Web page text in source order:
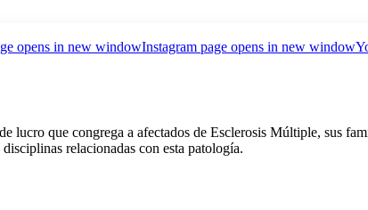
opens in new windowInstagram page opens in new window
que congrega a afectados de Esclerosis Múltiple, sus
relacionadas con esta patología.